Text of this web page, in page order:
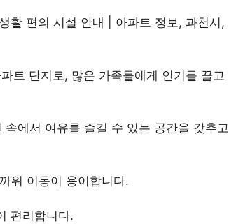
활 편의 시설 안내 | 아파트 정보, 과천시,
트 단지로, 많은 가족들에게 인기를 끌고
에서 여유를 즐길 수 있는 공간을 갖추고
워 이동이 용이합니다.
편리합니다.